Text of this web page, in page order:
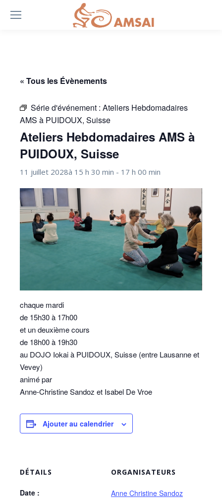
« Tous les Évènements
Série d'événement : Ateliers Hebdomadaires
AMS à PUIDOUX, Suisse
Ateliers Hebdomadaires AMS à
PUIDOUX, Suisse
11 juillet 2028à 15 h 30 min - 17 h 00 min
chaque mardi
de 15h30 à 17h00
et un deuxième cours
de 18h00 à 19h30
au DOJO Iokai à PUIDOUX, Suisse (entre Lausanne et
Vevey)
animé par
Anne-Christine Sandoz et Isabel De Vroe
Ajouter au calendrier
DÉTAILS
Date :
ORGANISATEURS
Anne Christine Sandoz